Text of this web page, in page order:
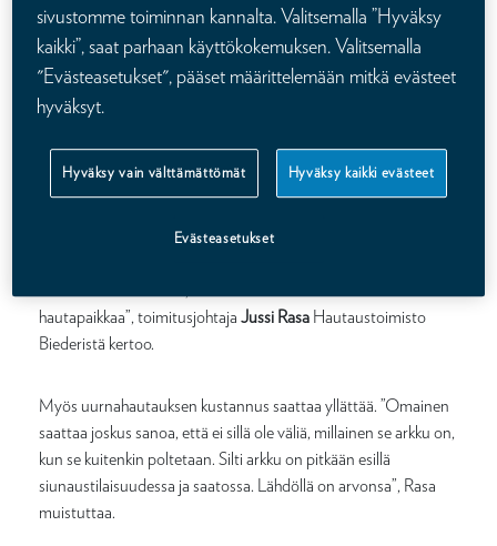
Kun tärkeä ihminen kuolee, omaisilla on paljon järjesteltävää
surutyön ohella. Yksi ensimmäisistä konkreettisista tehtävistä
on läheisen hautajaisten järjestäminen. Hautajaisten hinnat
tulevat monille yllätyksenä. Hinnat vaihtelevat, mutta
hautajaiskulut arkkuhautauksella ja hautapaikan hoidolla
maksaa yleensä noin 7 000 euroa ja uurnahautauksella vähän
alle 3 000 euroa.
”Kun ajatellaan niin sanotusti pakollisia kustannuksia,
hautapaikkaa”, toimitusjohtaja Jussi Rasa Hautaustoimisto
Biederistä kertoo.
Myös uurnahautauksen kustannus saattaa yllättää. ”Omainen
saattaa joskus sanoa, että ei sillä ole väliä, millainen se arkku on,
kun se kuitenkin poltetaan. Silti arkku on pitkään esillä
siunaustilaisuudessa ja saatossa. Lähdöllä on arvonsa”, Rasa
muistuttaa.
sivustomme toiminnan kannalta. Valitsemalla ”Hyväksy
kaikki”, saat parhaan käyttökokemuksen. Valitsemalla
"Evästeasetukset", pääset määrittelemään mitkä evästeet
hyväksyt.
Hyväksy vain välttämättömät Hyväksy kaikki evästeet
Evästeasetukset